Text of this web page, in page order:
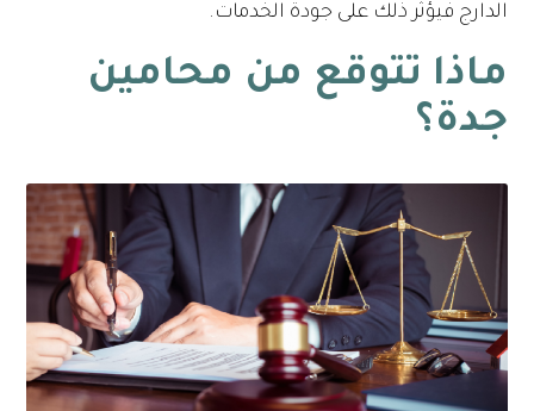
الدارج فيؤثر ذلك على جودة الخدمات.
ماذا تتوقع من محامين
جدة؟